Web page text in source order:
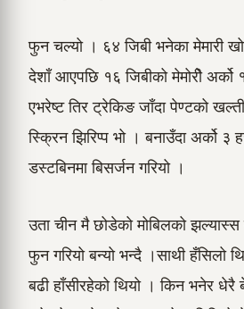
फुन चल्यो । ६४ जिबी भनेका मेमारी
देशाँ आएपछि १६ जिबीको मेमोरीे अर्को
एभरेष्ट तिर ट्रेकिङ जाँदा पेण्टको
स्क्रिन झिरिप्प भो । बनाउँदा अर्को
डस्टबिनमा बिसर्जन गरियो ।
उता चीन मै छोडेको मोबिलको
फुन गरियो बन्यो भन्दै ।साथी हँसिलो
बढी हाँसीरहेको थियो । किन भनेर